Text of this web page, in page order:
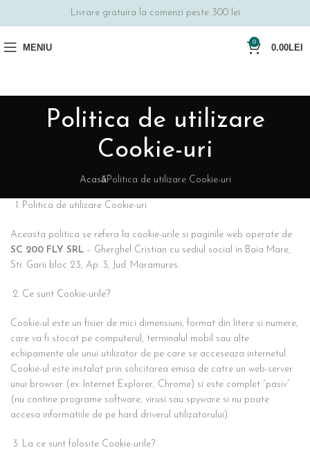
Livrare gratuira la comenzi peste 300 lei
MENIU 0 0.00LEI
Politica de utilizare
Cookie-uri
AcasăPolitica de utilizare Cookie-uri
Politica de utilizare Cookie-uri
Aceasta politica se refera la cookie-urile si paginile web operate de
SC 200 FLY SRL – Gherghel Cristian cu sediul social in Baia Mare,
Str. Garii bloc 23, Ap. 3, Jud. Maramures.
Ce sunt Cookie-urile?
Cookie-ul este un fisier de mici dimensiuni, format din litere si numere,
care va fi stocat pe computerul, terminalul mobil sau alte
echipamente ale unui utilizator de pe care se acceseaza internetul.
Cookie-ul este instalat prin solicitarea emisa de catre un web-server
unui browser (ex: Internet Explorer, Chrome) si este complet “pasiv”
(nu contine programe software, virusi sau spyware si nu poate
accesa informatiile de pe hard driverul utilizatorului).
La ce sunt folosite Cookie-urile?